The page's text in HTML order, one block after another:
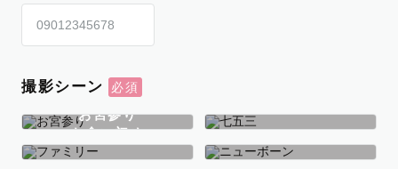
撮影シーン
お宮参り
お食い初め
七五三